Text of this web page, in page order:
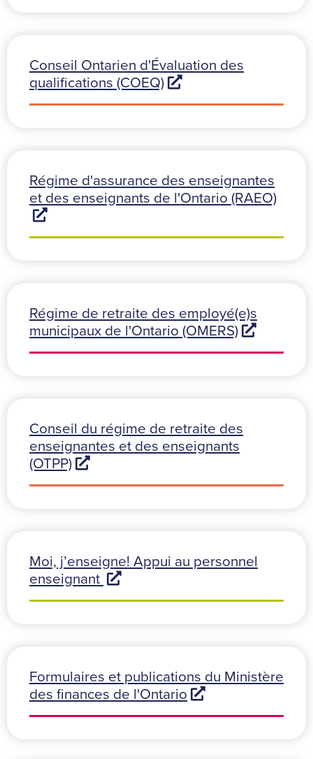
Conseil Ontarien d'Évaluation des
qualifications (COEQ)
Régime d'assurance des enseignantes
et des enseignants de l'Ontario (RAEO)
Régime de retraite des employé(e)s
municipaux de l'Ontario (OMERS)
Conseil du régime de retraite des
enseignantes et des enseignants
(OTPP)
Moi, j’enseigne! Appui au personnel
enseignant
Formulaires et publications du Ministère
des finances de l'Ontario